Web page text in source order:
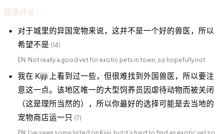
精选评论：
对于城里的异国宠物来说，这并不是一个好的兽医，所以
希望不是 (14)
EN: Not really a good vet for exotic pets in town, so hopefully not
我在 Kijiji 上看到过一些，但很难找到外国兽医，所以要注
意这一点。该地区唯一的大型饲养员因虐待动物而被关闭
（这是理所当然的），所以你最好的选择可能是去当地的
宠物商店运一只 (7)